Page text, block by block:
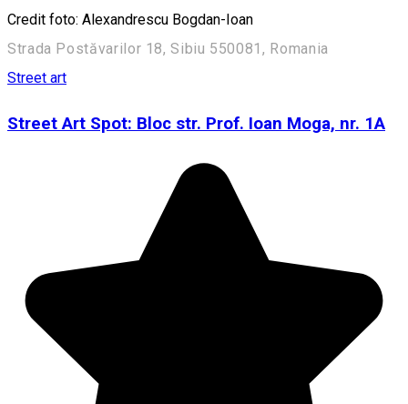
Credit foto: Alexandrescu Bogdan-Ioan
Strada Postăvarilor 18, Sibiu 550081, Romania
Street art
Street Art Spot: Bloc str. Prof. Ioan Moga, nr. 1A